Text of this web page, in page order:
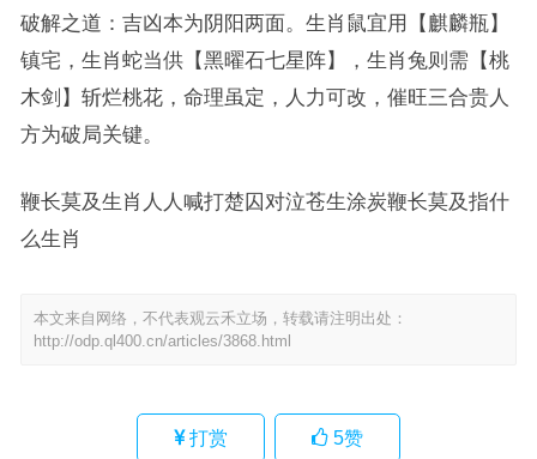
破解之道：吉凶本为阴阳两面。生肖鼠宜用【麒麟瓶】
镇宅，生肖蛇当供【黑曜石七星阵】，生肖兔则需【桃
木剑】斩烂桃花，命理虽定，人力可改，催旺三合贵人
方为破局关键。
鞭长莫及生肖人人喊打楚囚对泣苍生涂炭鞭长莫及指什
么生肖
本文来自网络，不代表观云禾立场，转载请注明出处：
http://odp.ql400.cn/articles/3868.html
打赏 5赞